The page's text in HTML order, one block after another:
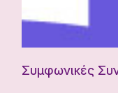
Συμφωνικές